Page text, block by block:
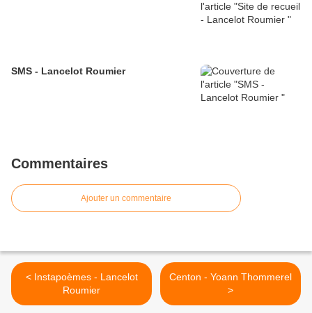
SMS - Lancelot Roumier
Commentaires
Ajouter un commentaire
< Instapoèmes - Lancelot
Roumier
Centon - Yoann Thommerel
>